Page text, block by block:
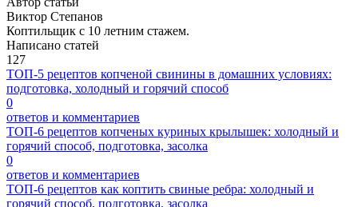
Виктор Степанов
Коптильщик с 10 летним стажем.
Написано статей
127
ТОП-5 рецептов копченой свинины в домашних условиях:
подготовка, холодный и горячий способ
0
ответов и комментариев
ТОП-6 рецептов копченых куриных крылышек: холодный и
горячий способ, подготовка, засолка
0
ответов и комментариев
ТОП-6 рецептов как коптить свиные ребра: холодный и
горячий способ, подготовка, засолка